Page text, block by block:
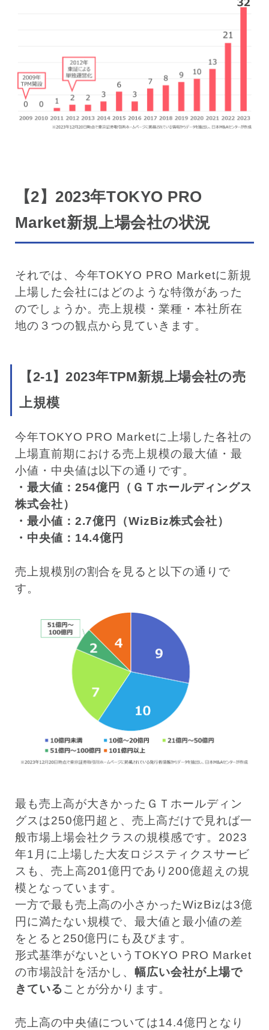
【2】2023年TOKYO PRO
Market新規上場会社の状況
それでは、今年TOKYO PRO Marketに新規
上場した会社にはどのような特徴があった
のでしょうか。売上規模・業種・本社所在
地の３つの観点から見ていきます。
【2-1】2023年TPM新規上場会社の売
上規模
今年TOKYO PRO Marketに上場した各社の
上場直前期における売上規模の最大値・最
小値・中央値は以下の通りです。
・最大値：254億円（ＧＴホールディングス
株式会社）
・最小値：2.7億円（WizBiz株式会社）
・中央値：14.4億円
売上規模別の割合を見ると以下の通りで
す。
最も売上高が大きかったＧＴホールディン
グスは250億円超と、売上高だけで見れば一
般市場上場会社クラスの規模感です。2023
年1月に上場した大友ロジスティクスサービ
スも、売上高201億円であり200億超えの規
模となっています。
一方で最も売上高の小さかったWizBizは3億
円に満たない規模で、最大値と最小値の差
をとると250億円にも及びます。
形式基準がないというTOKYO PRO Market
の市場設計を活かし、幅広い会社が上場で
きていることが分かります。
売上高の中央値については14.4億円となり